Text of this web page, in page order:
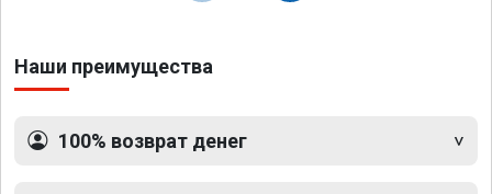
Наши преимущества
100% возврат денег